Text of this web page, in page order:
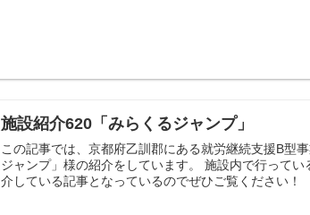
施設紹介620「みらくるジャンプ」
この記事では、京都府乙訓郡にある就労継続支援B型
ジャンプ」様の紹介をしています。 施設内で行ってい
介している記事となっているのでぜひご覧ください！